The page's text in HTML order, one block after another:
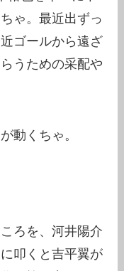
ゃ。最近出ずっ
ゴールから遠ざ
うための采配や
動くちゃ。
ろを、河井陽介
叩くと吉平翼が